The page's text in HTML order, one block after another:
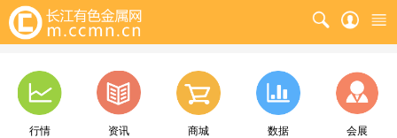
行情 资讯 商城 数据 会展